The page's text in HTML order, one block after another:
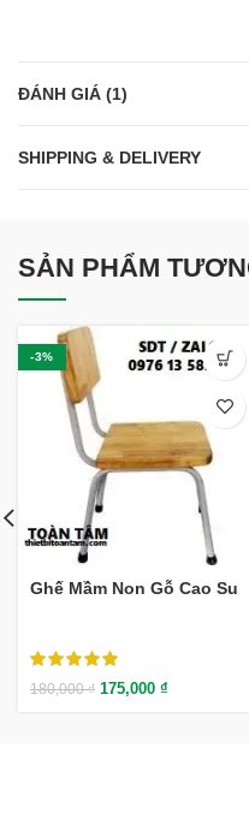
ĐÁNH GIÁ (1)
SHIPPING & DELIVERY
SẢN PHẨM
-3%
Ghế Mầm Non Gỗ Cao Su
180,000₫ 175,000 ₫